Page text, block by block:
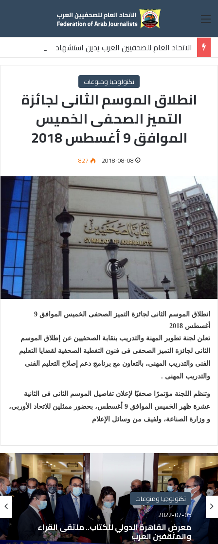
القائمة
الاتحاد العام للصحفيين العرب يدين استشهاد
ثلاثة صحفيين فلسطينيين باستهداف إسرائيلي وسط قطاع غزة
تكنولوجيا ومنوعات
انطلاق الموسم الثانى لجائزة
التميز الصحفى الخميس
الموافق 9 أغسطس 2018
2018-08-08
827
انطلاق الموسم الثانى لجائزة التميز الصحفى الخميس الموافق 9
أغسطس 2018
تعلن لجنة تطوير المهنة والتدريب بنقابة الصحفيين عن إطلاق الموسم
الثانى لجائزة التميز الصحفى فى فنون التغطية الصحفية لقضايا التعليم
الفنى والتدريب المهنى، بالتعاون مع برنامج دعم إصلاح التعليم الفنى
والتدريب المهنى .
وتنظم اللجنة مؤتمرًا صحفيًا لإعلان تفاصيل الموسم الثانى فى الثانية
عشرة ظهر الخميس الموافق 9 أغسطس، بحضور
ممثلين للاتحاد الأوربي،
و وزارة الصناعة، ولفيف من وسائل الإعلام
تكنولوجيا ومنوعات
2022-07-05
معرض القاهرة الدولي للكتاب.. ملتقى القراء
والمثقفين العرب